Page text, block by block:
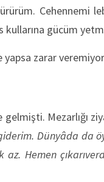
Cehennemi
kullarına gücüm
zarar veremiyor
Mezarlığı
Dünyâda da
Hemen